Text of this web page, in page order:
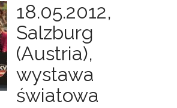
18.05.2012,
Salzburg
(Austria),
wystawa
światowa